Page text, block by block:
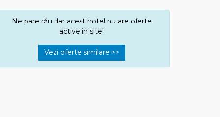
Ne pare rău dar acest hotel nu are oferte
active in site!
Vezi oferte similare >>